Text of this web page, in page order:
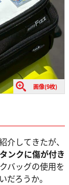
画像(9枚)
してきたが、
タンクに傷が付き
バッグの使用を
ろうか。